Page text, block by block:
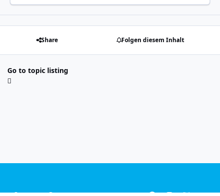
Share Folgen diesem Inhalt
Go to topic listing
Light ModeDark ModeSystem Preference f i x y